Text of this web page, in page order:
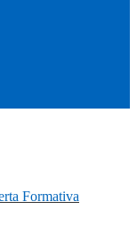
Formativa